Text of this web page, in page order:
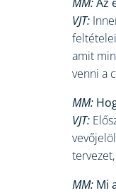
VJT:
amit
venni a
MM:
VJT:
MM: Mi